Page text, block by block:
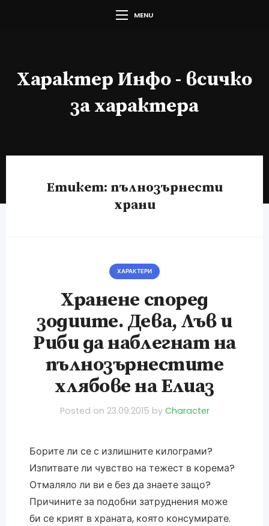
MENU
Характер Инфо - всичко
за характера
Етикет: пълнозърнести
храни
ХАРАКТЕРИ
Хранене според
зодиите. Дева, Лъв и
Риби да наблегнат на
пълнозърнестите
хлябове на Елиаз
Posted on 23.09.2015 by Character
Борите ли се с излишните килограми?
Изпитвате ли чувство на тежест в корема?
Отмаляло ли ви е без да знаете защо?
Причините за подобни затруднения може
би се крият в храната, която консумирате.